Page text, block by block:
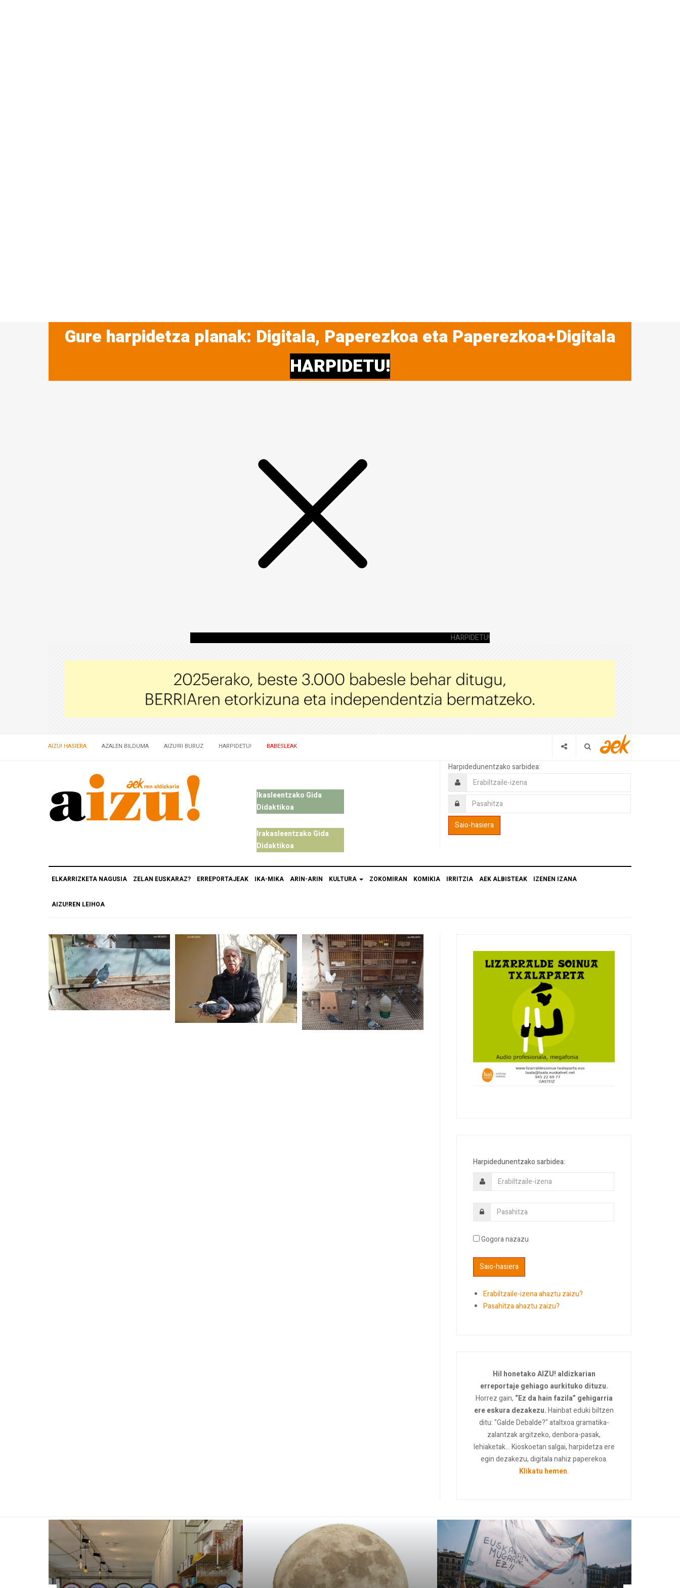
Gure harpidetza planak: Digitala, Paperezkoa eta Paperezkoa+Digitala
HARPIDETU!
HARPIDETU!
AIZU! HASIERA AZALEN BILDUMA AIZU!RI BURUZ HARPIDETU! BABESLEAK
Ikasleentzako Gida
Didaktikoa
Irakasleentzako Gida
Didaktikoa
Harpidedunentzako sarbidea:
ELKARRIZKETA NAGUSIA ZELAN EUSKARAZ? ERREPORTAJEAK IKA-MIKA ARIN-ARIN KULTURA ZOKOMIRAN KOMIKIA IRRITZIA AEK ALBISTEAK IZENEN IZANA
AIZU!REN LEIHOA
Harpidedunentzako sarbidea:
Gogora nazazu
Erabiltzaile-izena ahaztu zaizu?
Pasahitza ahaztu zaizu?
Hil honetako AIZU! aldizkarian
erreportaje gehiago aurkituko dituzu.
Horrez gain, “Ez da hain fazila” gehigarria
ere eskura dezakezu.Hainbat eduki biltzen
ditu: "Galde Debalde?" ataltxoa gramatika-
zalantzak argitzeko, denbora-pasak,
lehiaketak... Kioskoetan salgai, harpidetza ere
egin dezakezu, digitala nahiz paperekoa.
Klikatu hemen.